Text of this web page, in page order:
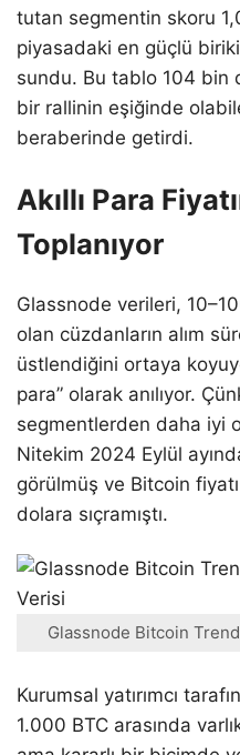
tutan segmentin skoru
piyasadaki en güçlü
sundu. Bu tablo 104 bin
bir rallinin eşiğinde
beraberinde getirdi.
Akıllı Para
Toplanıyor
Glassnode verileri,
olan cüzdanların alım
üstlendiğini ortaya
para” olarak anılıyor.
segmentlerden daha iyi
Nitekim 2024 Eylül
görülmüş ve Bitcoin
dolara sıçramıştı.
Glassnode Bitcoin
Kurumsal yatırımcı
1.000 BTC arasında